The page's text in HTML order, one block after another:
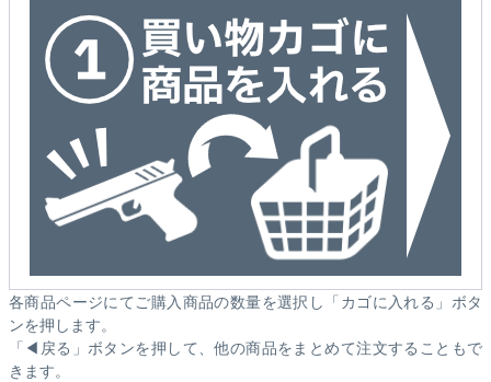
各商品ページにてご購入商品の数量を選択し「カゴに入れる」ボタ
ンを押します。
「◀戻る」ボタンを押して、他の商品をまとめて注文することもで
きます。